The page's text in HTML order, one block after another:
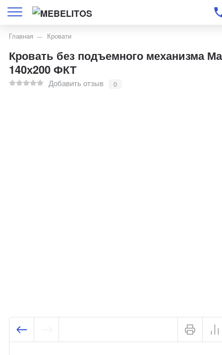
Главная Кровати
Кровать без подъемного механизма
140х200 ФКТ
Добавить отзыв 0